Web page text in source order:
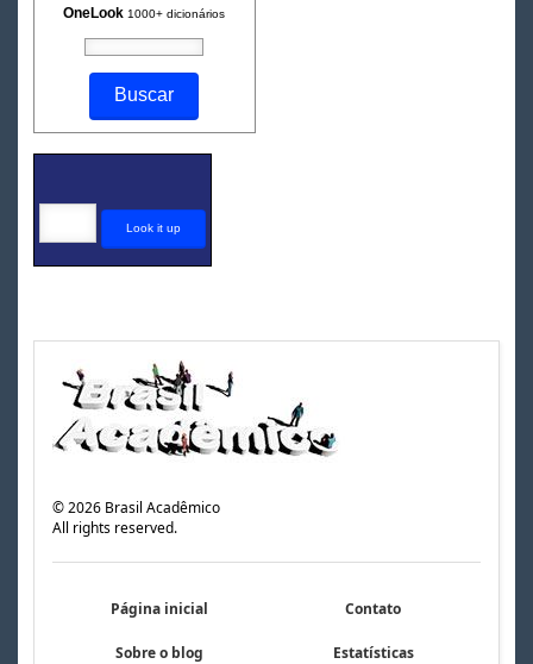
OneLook 1000+ dicionários
©2026 Brasil Acadêmico
All rights reserved.
Página inicial Contato
Sobre o blog Estatísticas